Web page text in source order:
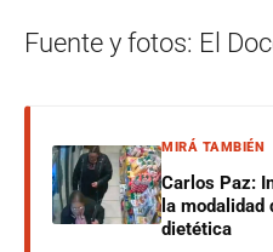
Fuente y fotos: El
MIRÁ TAMBIÉN
Carlos Paz:
la modalidad
dietética